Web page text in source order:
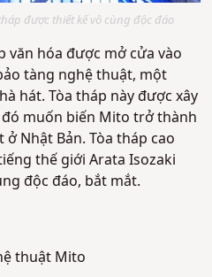
được thiết kế vô cùng độc đáo
văn hóa được mở cửa vào
tàng nghệ thuật, một
hát. Tòa tháp này được xây
muốn biến Mito trở thành
Nhật Bản. Tòa tháp cao
thế giới Arata Isozaki
độc đáo, bắt mắt.
thuật Mito